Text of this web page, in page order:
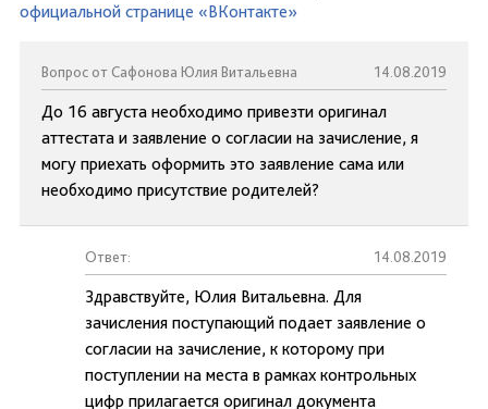
официальной странице «ВКонтакте»
Вопрос от Сафонова Юлия Витальевна 14.08.2019
До 16 августа необходимо привезти оригинал
аттестата и заявление о согласии на зачисление, я
могу приехать оформить это заявление сама или
необходимо присутствие родителей?
Ответ: 14.08.2019
Здравствуйте, Юлия Витальевна. Для
зачисления поступающий подает заявление о
согласии на зачисление, к которому при
поступлении на места в рамках контрольных
цифр прилагается оригинал документа